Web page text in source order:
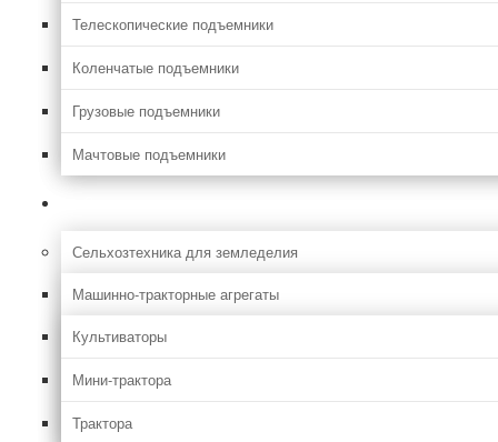
Телескопические подъемники
Коленчатые подъемники
Грузовые подъемники
Мачтовые подъемники
Сельхозтехника для земледелия
Машинно-тракторные агрегаты
Культиваторы
Мини-трактора
Трактора